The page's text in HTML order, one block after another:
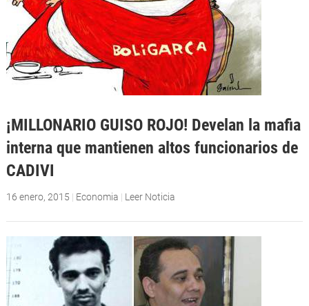
¡MILLONARIO GUISO ROJO! Develan la mafia
interna que mantienen altos funcionarios de
CADIVI
16 enero, 2015 | Economia | Leer Noticia